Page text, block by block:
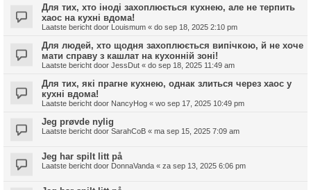
Для тих, хто іноді захоплюється кухнею, але не терпить
хаос на кухні вдома!
Laatste bericht door Louismum « do sep 18, 2025 2:10 pm
Для людей, хто щодня захоплюється випічкою, й не хоче
мати справу з кашлат на кухонній зоні!
Laatste bericht door JessDut « do sep 18, 2025 11:49 am
Для тих, які прагне кухнею, однак злиться через хаос у
кухні вдома!
Laatste bericht door NancyHog « wo sep 17, 2025 10:49 pm
Jeg prøvde nylig
Laatste bericht door SarahCoB « ma sep 15, 2025 7:09 am
Jeg har spilt litt på
Laatste bericht door DonnaVanda « za sep 13, 2025 6:06 pm